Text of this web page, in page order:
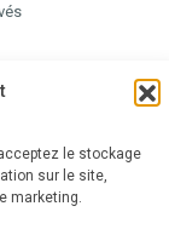
le stockage
sur le site,
marketing.